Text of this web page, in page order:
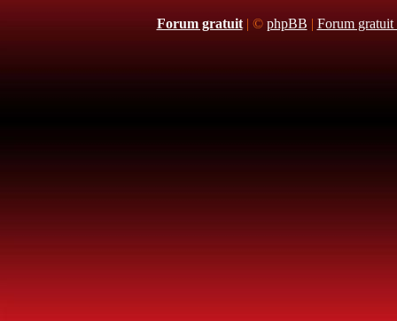
Forum gratuit| © phpBB | Forum gratuit